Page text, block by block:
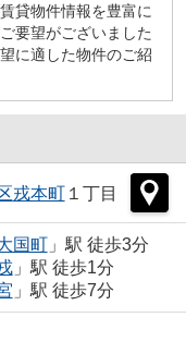
貸物件情報を豊富に
要望がございました
に適した物件のご紹
戎本町１丁目
国町」駅 徒歩3分
」駅 徒歩1分
」駅 徒歩7分